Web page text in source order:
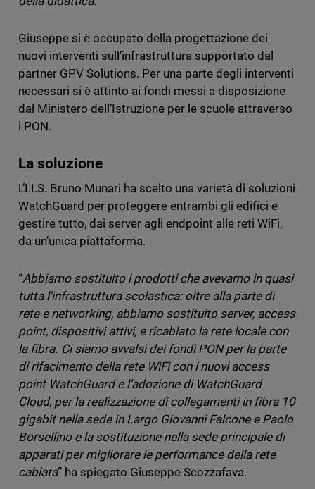
Giuseppe si è occupato della progettazione dei
nuovi interventi sull’infrastruttura supportato dal
partner GPV Solutions. Per una parte degli interventi
necessari si è attinto ai fondi messi a disposizione
dal Ministero dell’Istruzione per le scuole attraverso
i PON.
La soluzione
L’I.I.S. Bruno Munari ha scelto una varietà di soluzioni
WatchGuard per proteggere entrambi gli edifici e
gestire tutto, dai server agli endpoint alle reti WiFi,
da un’unica piattaforma.
“Abbiamo sostituito i prodotti che avevamo in quasi
tutta l’infrastruttura scolastica: oltre alla parte di
rete e networking, abbiamo sostituito server, access
point, dispositivi attivi, e ricablato la rete locale con
la fibra. Ci siamo avvalsi dei fondi PON per la parte
di rifacimento della rete WiFi con i nuovi access
point WatchGuard e l’adozione di WatchGuard
Cloud, per la realizzazione di collegamenti in fibra 10
gigabit nella sede in Largo Giovanni Falcone e Paolo
Borsellino e la sostituzione nella sede principale di
apparati per migliorare le performance della rete
cablata” ha spiegato Giuseppe Scozzafava.